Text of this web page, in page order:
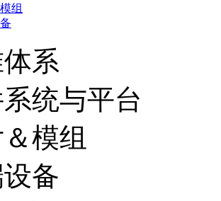
组
系
统与平台
模组
备